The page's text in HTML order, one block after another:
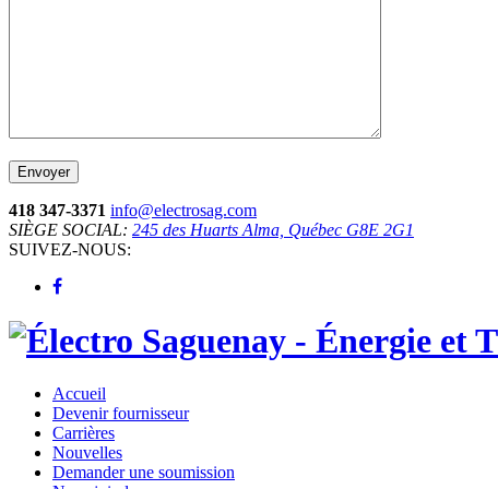
418 347-3371 info@electrosag.com
SIÈGE SOCIAL: 245 des Huarts Alma, Québec G8E 2G1
SUIVEZ-NOUS:
Accueil
Devenir fournisseur
Carrières
Nouvelles
Demander une soumission